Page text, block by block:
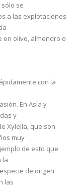
se
a las explotaciones
en olivo, almendro o
con la
En Asía y
y
Xylella, que son
muy
de esto que
la
de origen
las